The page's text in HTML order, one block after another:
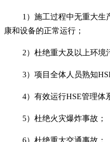
1）施工过程中无重大生
康和设备的正常运行；
2）杜绝重大及以上环境
3）项目全体人员熟知
4）有效运行HSE管理体
5）杜绝火灾爆炸事故；
6）杜绝重大交通事故；